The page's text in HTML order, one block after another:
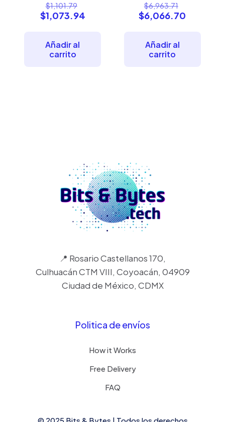
$1,101.79
precio
$1,101.79.
$1,073.94El
Añadir al
carrito
$6,963.71
precio
$6,066.70
Añadir al
carrito
📍 Rosario Castellanos 170,
Culhuacán CTM VIII, Coyoacán, 04909
Ciudad de México, CDMX
Politica de envíos
How it Works
Free Delivery
FAQ